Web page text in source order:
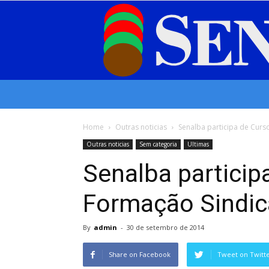
Home Outras noticias Senalba participa de
Outras noticias Sem categoria Ultimas
Senalba
Formação
By admin - 30 de setembro de 2014
Share on Facebook Tweet on